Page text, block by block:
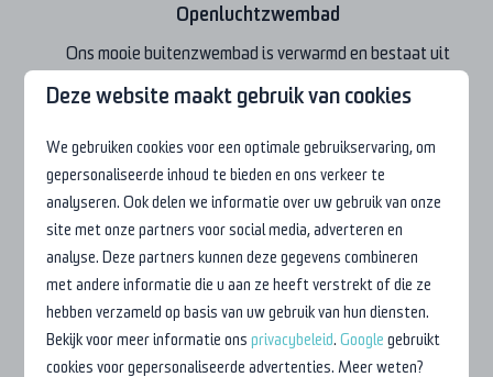
Openluchtzwembad
Ons mooie buitenzwembad is verwarmd en bestaat uit
een groot bad
met glijbaan
en een apart peuterbad
Animatieteam
Tijdens Hemelvaart, Pinksteren en in de zomervakantie
organiseert ons animatieteam dagelijks een programma
met spannende activiteiten.
Deze website maakt gebruik van cookies
We gebruiken cookies voor een optimale gebruikservaring, om
gepersonaliseerde inhoud te bieden en ons verkeer te
analyseren. Ook delen we informatie over uw gebruik van onze
site met onze partners voor social media, adverteren en
analyse. Deze partners kunnen deze gegevens combineren
met andere informatie die u aan ze heeft verstrekt of die ze
hebben verzameld op basis van uw gebruik van hun diensten.
Bekijk voor meer informatie onsprivacybeleid.Google gebruikt
cookies voor gepersonaliseerde advertenties. Meer weten?